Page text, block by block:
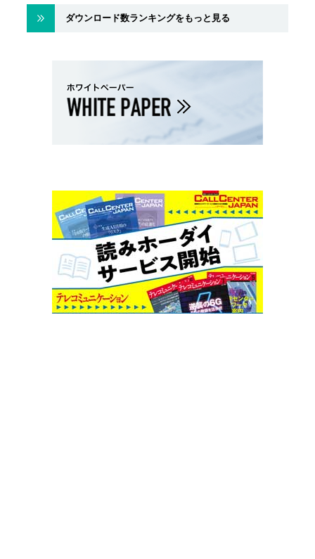
ダウンロード数ランキングをもっと見る